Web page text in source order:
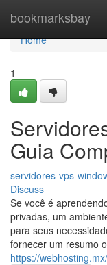
bookmarksbay
Home
Home
1
Guia
servidores-vps-
Discuss
Se você é
privadas, um
para seus
fornecer um resumo
https://